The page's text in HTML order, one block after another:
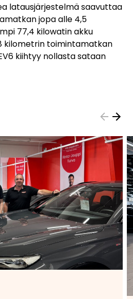
latausjärjestelmä saavuttaa
jopa alle 4,5
77,4 kilowatin akku
kilometrin toimintamatkan
kiihtyy nollasta sataan